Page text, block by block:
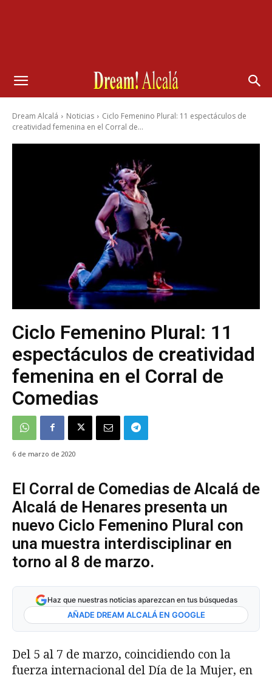
Dream Alcalá Noticias
Ciclo Femenino Plural: 11 espectáculos de
creatividad femenina en el Corral de...
Ciclo Femenino Plural: 11
espectáculos de creatividad
femenina en el Corral de
Comedias
6 de marzo de 2020
El Corral de Comedias de Alcalá de
Alcalá de Henares presenta un
nuevo Ciclo Femenino Plural con
una muestra interdisciplinar en
torno al 8 de marzo.
Haz que nuestras noticias aparezcan en tus búsquedas
AÑADE DREAM ALCALÁ EN GOOGLE
Del 5 al 7 de marzo, coincidiendo con la
fuerza internacional del Día de la Mujer, en